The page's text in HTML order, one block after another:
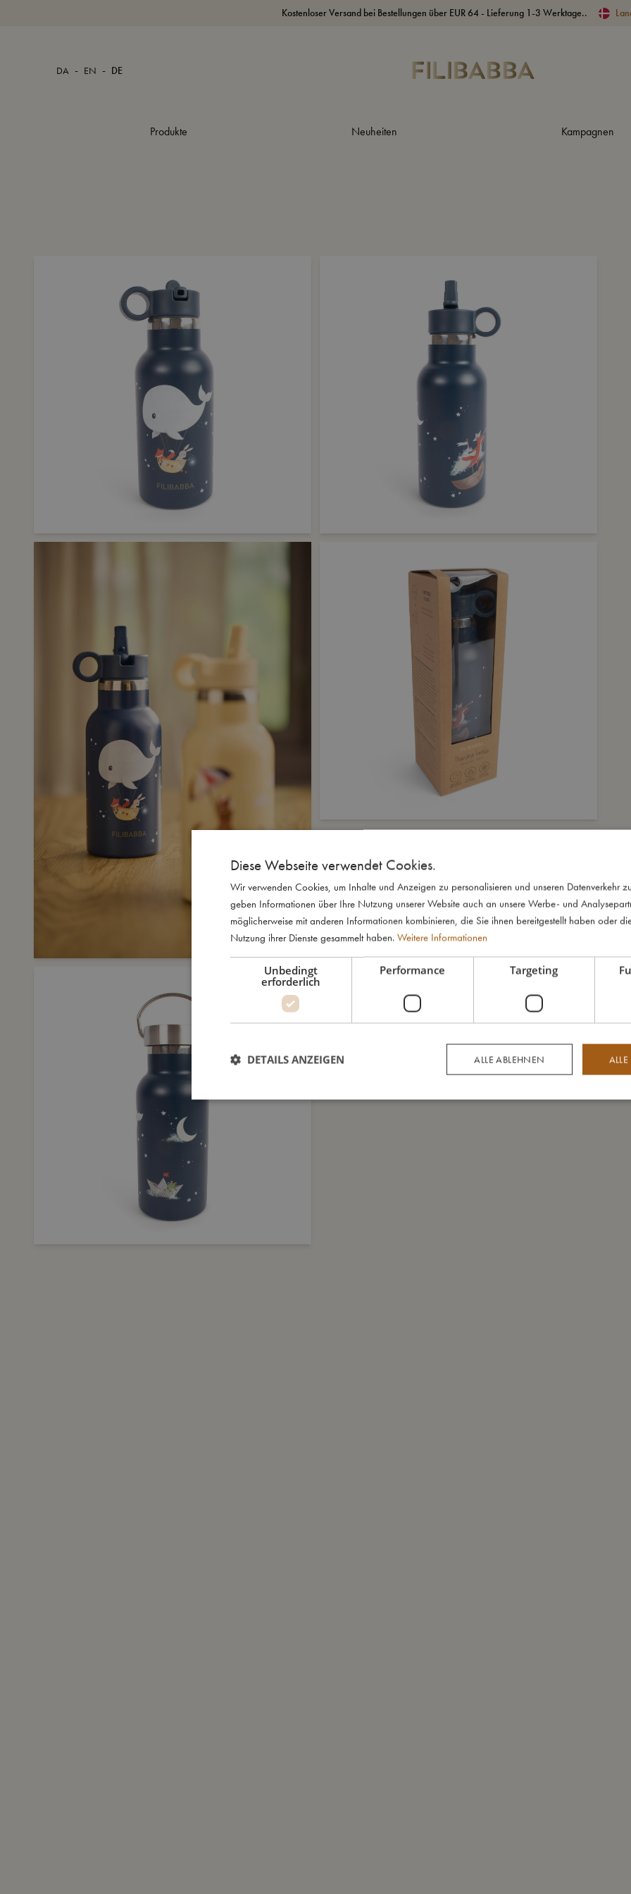
Kostenloser Versand bei Bestellungen über EUR 64 - Lieferung 1-3 Werktage..
DA - EN - DE
Produkte Neuheiten Kampagnen
Diese Webseite verwendet Cookies.
Wir verwenden Cookies, um Inhalte und Anzeigen zu personalisieren und unseren Datenverkehr
geben Informationen über Ihre Nutzung unserer Website auch an unsere Werbe- und
möglicherweise mit anderen Informationen kombinieren, die Sie ihnen bereitgestellt haben oder
Nutzung ihrer Dienste gesammelt haben. Weitere Informationen
Unbedingt
erforderlich
Performance Targeting
ALLE ABLEHNEN
DETAILS ANZEIGEN